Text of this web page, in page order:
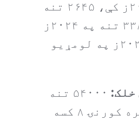
) ۳۸۲ تنه په ۲۰۲۲ز کې، ۲۶۴۵ تنه
په ۲۰۲۳ز کې، ۳۳۸۳ تنه په ۲۰۲۴ز
کې، ۵۳۵ تنه د ۲۰۲۵ز په لومړیو
خلک:
۵۴۰۰۰ تنه
(په منځنۍ کچه هره کورنۍ ۸ کسه